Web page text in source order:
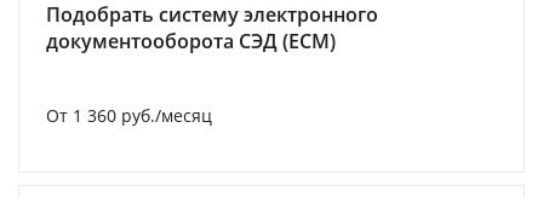
Подобрать систему электронного
документооборота СЭД (ECM)
От 1 360 руб./месяц